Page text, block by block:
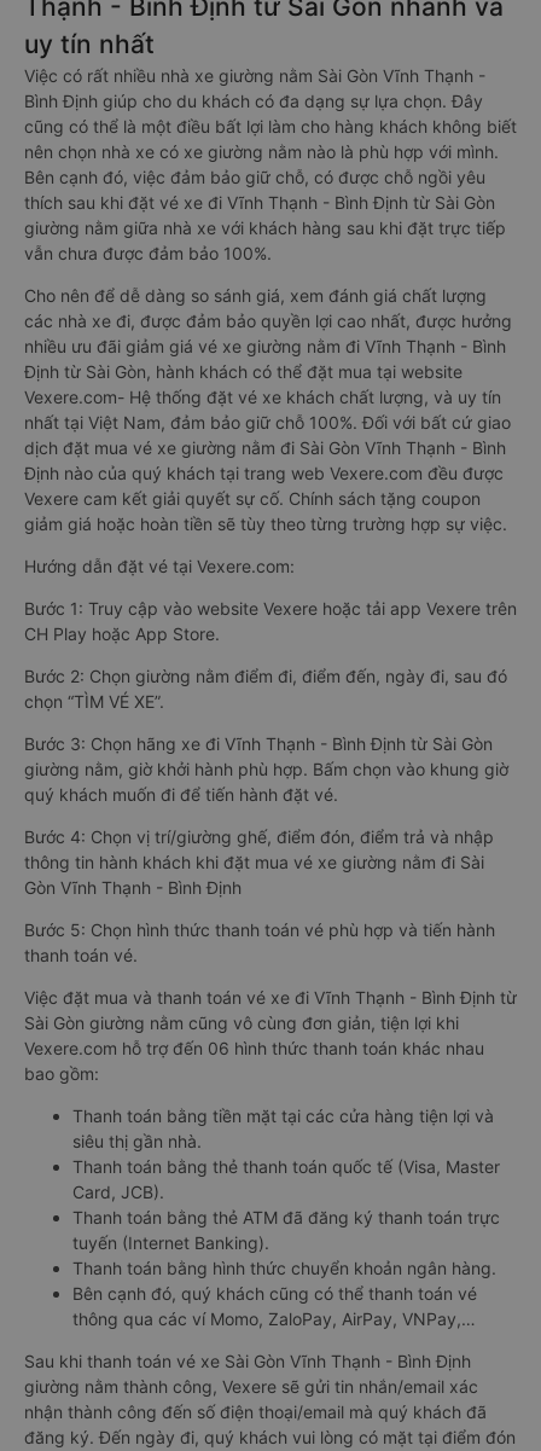
Thạnh - Bình Định từ Sài Gòn nhanh và
uy tín nhất
Việc có rất nhiều nhà xe giường nằm Sài Gòn Vĩnh Thạnh -
Bình Định giúp cho du khách có đa dạng sự lựa chọn. Đây
cũng có thể là một điều bất lợi làm cho hàng khách không biết
nên chọn nhà xe có xe giường nằm nào là phù hợp với mình.
Bên cạnh đó, việc đảm bảo giữ chỗ, có được chỗ ngồi yêu
thích sau khi đặt vé xe đi Vĩnh Thạnh - Bình Định từ Sài Gòn
giường nằm giữa nhà xe với khách hàng sau khi đặt trực tiếp
vẫn chưa được đảm bảo 100%.
Cho nên để dễ dàng so sánh giá, xem đánh giá chất lượng
các nhà xe đi, được đảm bảo quyền lợi cao nhất, được hưởng
nhiều ưu đãi giảm giá vé xe giường nằm đi Vĩnh Thạnh - Bình
Định từ Sài Gòn, hành khách có thể đặt mua tại website
Vexere.com- Hệ thống đặt vé xe khách chất lượng, và uy tín
nhất tại Việt Nam, đảm bảo giữ chỗ 100%. Đối với bất cứ giao
dịch đặt mua vé xe giường nằm đi Sài Gòn Vĩnh Thạnh - Bình
Định nào của quý khách tại trang web Vexere.com đều được
Vexere cam kết giải quyết sự cố. Chính sách tặng coupon
giảm giá hoặc hoàn tiền sẽ tùy theo từng trường hợp sự việc.
Hướng dẫn đặt vé tại Vexere.com:
Bước 1: Truy cập vào website Vexere hoặc tải app Vexere trên
CH Play hoặc App Store.
Bước 2: Chọn giường nằm điểm đi, điểm đến, ngày đi, sau đó
chọn “TÌM VÉ XE”.
Bước 3: Chọn hãng xe đi Vĩnh Thạnh - Bình Định từ Sài Gòn
giường nằm, giờ khởi hành phù hợp. Bấm chọn vào khung giờ
quý khách muốn đi để tiến hành đặt vé.
Bước 4: Chọn vị trí/giường ghế, điểm đón, điểm trả và nhập
thông tin hành khách khi đặt mua vé xe giường nằm đi Sài
Gòn Vĩnh Thạnh - Bình Định
Bước 5: Chọn hình thức thanh toán vé phù hợp và tiến hành
thanh toán vé.
Việc đặt mua và thanh toán vé xe đi Vĩnh Thạnh - Bình Định từ
Sài Gòn giường nằm cũng vô cùng đơn giản, tiện lợi khi
Vexere.com hỗ trợ đến 06 hình thức thanh toán khác nhau
bao gồm:
Thanh toán bằng tiền mặt tại các cửa hàng tiện lợi và
siêu thị gần nhà.
Thanh toán bằng thẻ thanh toán quốc tế (Visa, Master
Card, JCB).
Thanh toán bằng thẻ ATM đã đăng ký thanh toán trực
tuyến (Internet Banking).
Thanh toán bằng hình thức chuyển khoản ngân hàng.
Bên cạnh đó, quý khách cũng có thể thanh toán vé
thông qua các ví Momo, ZaloPay, AirPay, VNPay,…
Sau khi thanh toán vé xe Sài Gòn Vĩnh Thạnh - Bình Định
giường nằm thành công, Vexere sẽ gửi tin nhắn/email xác
nhận thành công đến số điện thoại/email mà quý khách đã
đăng ký. Đến ngày đi, quý khách vui lòng có mặt tại điểm đón